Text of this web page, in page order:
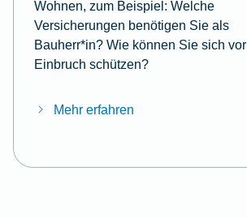
Wohnen, zum Beispiel: Welche
Versicherungen benötigen Sie als
Bauherr*in? Wie können Sie sich vor
Einbruch schützen?
Mehr erfahren